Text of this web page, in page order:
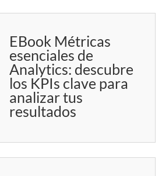
EBook Métricas
esenciales de
Analytics: descubre
los KPIs clave para
analizar tus
resultados